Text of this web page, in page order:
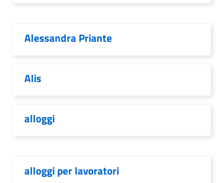
Alessandra Priante
Alis
alloggi
alloggi per lavoratori